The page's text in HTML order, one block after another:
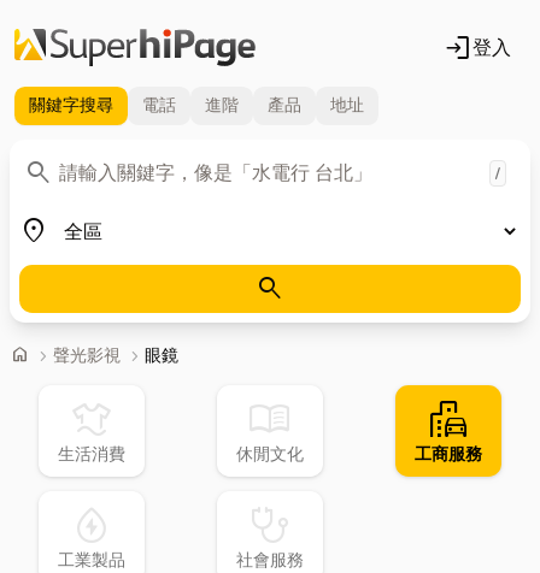
login登入
關鍵字搜尋 電話 進階 產品 地址
search
關鍵字 /
place
地區
search
home 首頁
chevron_right 聲光影視 chevron_right 眼鏡
laundry
生活消費
menu_book
休閒文化
emoji_transportation
工商服務
water_ec
工業製品
stethoscope
社會服務